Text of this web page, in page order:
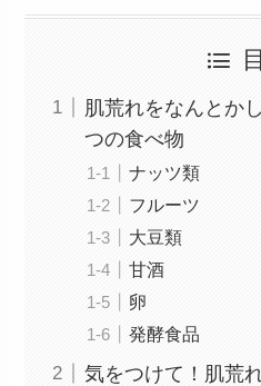
肌荒れをなんとか
つの食べ物
ナッツ類
フルーツ
大豆類
甘酒
卵
発酵食品
気をつけて！肌荒